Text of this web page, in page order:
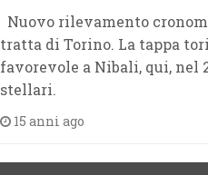
Nuovo rilevamento
tratta di Torino. La tappa
favorevole a Nibali, qui, nel
stellari.
15 anni ago